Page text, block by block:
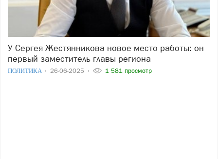
У Сергея Жестянникова новое место работы: он
первый заместитель главы региона
ПОЛИТИКА 26-06-2025 1 581 просмотр